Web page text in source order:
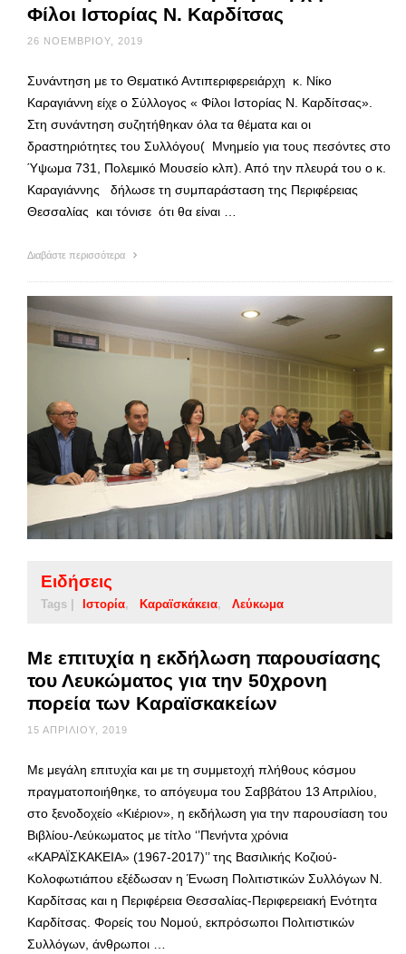
Φίλοι Ιστορίας Ν. Καρδίτσας
26 ΝΟΕΜΒΡΊΟΥ, 2019
Συνάντηση με το Θεματικό Αντιπεριφερειάρχη κ. Νίκο
Καραγιάννη είχε ο Σύλλογος « Φίλοι Ιστορίας Ν. Καρδίτσας».
Στη συνάντηση συζητήθηκαν όλα τα θέματα και οι
δραστηριότητες του Συλλόγου( Μνημείο για τους πεσόντες στο
Ύψωμα 731, Πολεμικό Μουσείο κλπ). Από την πλευρά του ο κ.
Καραγιάννης δήλωσε τη συμπαράσταση της Περιφέρειας
Θεσσαλίας και τόνισε ότι θα είναι …
Διαβάστε περισσότερα
Ειδήσεις
Tags | Ιστορία Καραϊσκάκεια Λεύκωμα
Με επιτυχία η εκδήλωση παρουσίασης
του Λευκώματος για την 50χρονη
πορεία των Καραϊσκακείων
15 ΑΠΡΙΛΊΟΥ, 2019
Με μεγάλη επιτυχία και με τη συμμετοχή πλήθους κόσμου
πραγματοποιήθηκε, το απόγευμα του Σαββάτου 13 Απριλίου,
στο ξενοδοχείο «Κιέριον», η εκδήλωση για την παρουσίαση του
Βιβλίου-Λεύκωματος με τίτλο ‘’Πενήντα χρόνια
«ΚΑΡΑΪΣΚΑΚΕΙΑ» (1967-2017)’’ της Βασιλικής Κοζιού-
Κολοφωτιάπου εξέδωσαν η Ένωση Πολιτιστικών Συλλόγων Ν.
Καρδίτσας και η Περιφέρεια Θεσσαλίας-Περιφερειακή Ενότητα
Καρδίτσας. Φορείς του Νομού, εκπρόσωποι Πολιτιστικών
Συλλόγων, άνθρωποι …